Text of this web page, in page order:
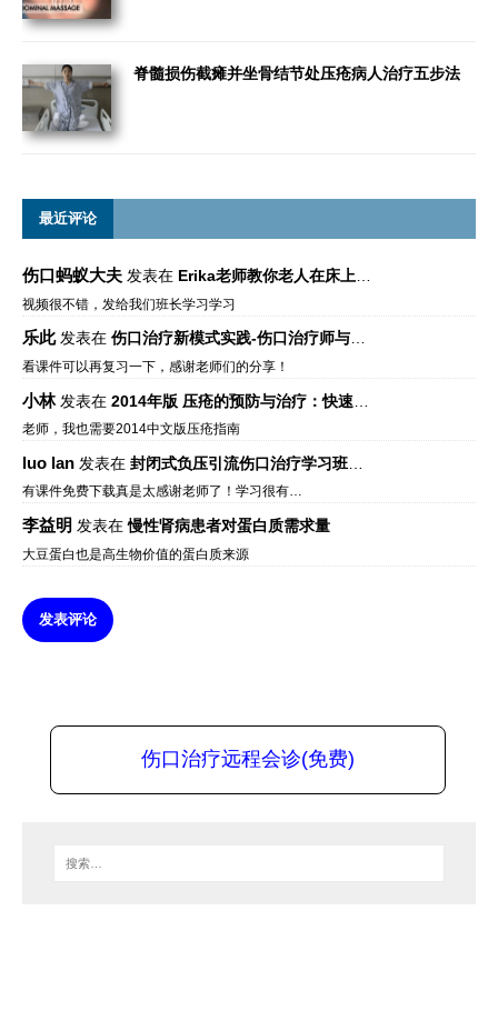
脊髓损伤截瘫并坐骨结节处压疮病人治疗五步法
最近评论
伤口蚂蚁大夫 发表在 Erika老师教你老人在床上如何左右翻身
视频很不错，发给我们班长学习学习
乐此发表在 伤口治疗新模式实践-伤口治疗师与伤口专科
看课件可以再复习一下，感谢老师们的分享！
小林发表在 2014年版 压疮的预防与治疗：快速参考指南 – 中文版、英文版、芬兰语版、葡萄牙语版
老师，我也需要2014中文版压疮指南
luo lan 发表在 封闭式负压引流伤口治疗学习班课件资料免费下载
有课件免费下载真是太感谢老师了！学习很有…
李益明 发表在慢性肾病患者对蛋白质需求量
大豆蛋白也是高生物价值的蛋白质来源
发表评论
伤口治疗远程会诊(免费)